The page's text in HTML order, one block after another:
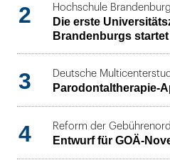
2
Hochschule Brandenburg
Die erste
Brandenburgs
3 Deutsche
Parodontaltherapie-
4 Reform der
Entwurf für GOÄ-